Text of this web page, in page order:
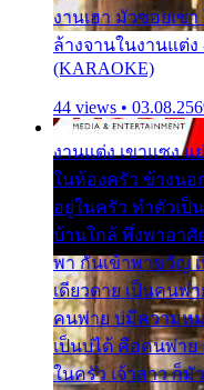
งานเฮา มัวซอยเข
ล้างจานในงานแต่ง
(KARAOKE)
44 views •
งานแต่ง เขาแซง
ในห้องครัว ข้างนอ
อยู่ในครัว ทำตัวเป็
บ้านใกล้ พึ่งพาอาศั
พา กันเข้าพาขวัญ เ
เดียวดาย เป็นคนพ่
คนพ่าย บ่มีความหม
เป็นบ่ได้ คือคนพ่าย
ในครัว เจ้าสาว ก็มั